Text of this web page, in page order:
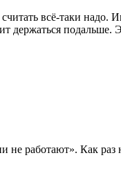
считать всё-таки надо.
держаться подальше.
работают». Как